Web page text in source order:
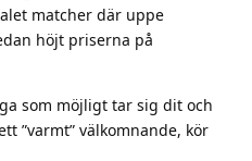
matcher där uppe
höjt priserna på
som möjligt tar sig dit och
”varmt” välkomnande, kör